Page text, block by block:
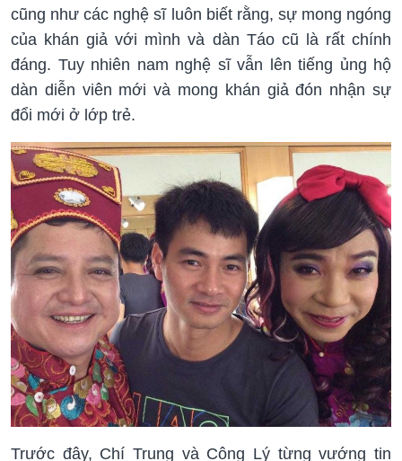
cũng như các nghệ sĩ luôn biết rằng, sự mong ngóng
của khán giả với mình và dàn Táo cũ là rất chính
đáng. Tuy nhiên nam nghệ sĩ vẫn lên tiếng ủng hộ
dàn diễn viên mới và mong khán giả đón nhận sự
đổi mới ở lớp trẻ.
Trước đây, Chí Trung và Công Lý từng vướng tin